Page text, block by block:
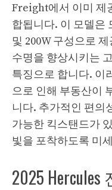
Freight에서 이미 제
합됩니다. 이 모델은
및 200W 구성으로
수명을 향상시키는
특징으로 합니다. 이
으로 인해 부동산이
니다. 추가적인 편의
가능한 킥스탠드가
빛을 포착하도록 미
2025